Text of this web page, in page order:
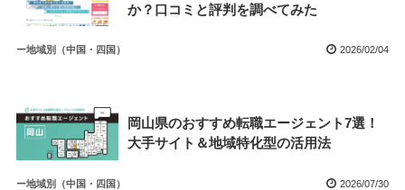
か？口コミと評判を調べてみた
ー地域別（中国・四国） 2026/02/04
岡山県のおすすめ転職エージェント7選！
大手サイト＆地域特化型の活用法
ー地域別（中国・四国） 2026/07/30